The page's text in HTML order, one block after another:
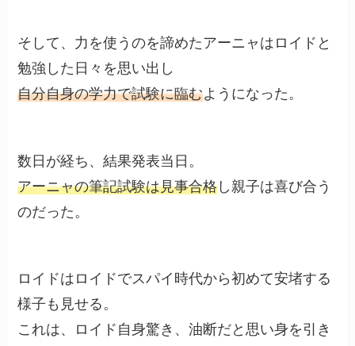
そして、力を使うのを諦めたアーニャはロイドと
勉強した日々を思い出し
自分自身の学力で試験に臨むようになった。
数日が経ち、結果発表当日。
アーニャの筆記試験は見事合格 し親子は喜び合う
のだった。
ロイドはロイドでスパイ時代から初めて安堵する
様子も見せる。
これは、ロイド自身驚き、油断だと思い身を引き